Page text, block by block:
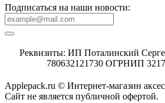
Подписаться на наши новости:
Реквизиты: ИП Поталинский
780632121730 ОГРНИП
Applepack.ru © Интернет-магазин
Cайт не является публичной офертой.